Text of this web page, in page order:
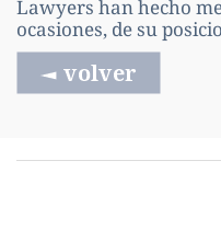
Lawyers han hecho
ocasiones, de su